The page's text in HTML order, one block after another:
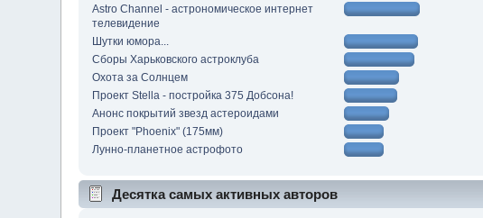
Astro Channel - астрономическое интернет
телевидение
Шутки юмора...
Сборы Харьковского астроклуба
Охота за Солнцем
Проект Stella - постройка 375 Добсона!
Анонс покрытий звезд астероидами
Проект "Phoenix" (175мм)
Лунно-планетное астрофото
Десятка самых активных авторов